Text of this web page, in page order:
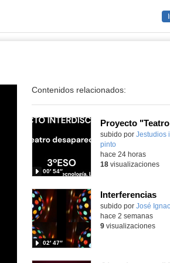
Contenidos relacionados:
Contenido educativo.
subido por Jestudios
pinto
00′ 54″
-
hace 24 horas
18visualizaciones
Interferencias
Contenido educativo.
subido por José
02′ 47″
hace 2 semanas
9visualizaciones